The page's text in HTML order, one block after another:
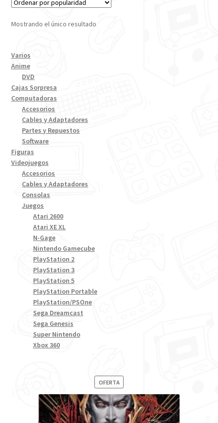
Mostrando el único resultado
Varios
Anime
DVD
Cajas Sorpresa
Computadoras
Accesorios
Cables y Adaptadores
Partes y Repuestos
Software
Figuras
Videojuegos
Accesorios
Cables y Adaptadores
Consolas
Juegos
Atari 2600
Atari XE XL
N-Gage
Nintendo Gamecube
PlayStation 2
PlayStation 3
PlayStation 5
PlayStation Portable
PlayStation/PSOne
Sega Dreamcast
Sega Genesis
Super Nintendo
Xbox 360
OFERTAPRODUCTO
EN
OFERTA